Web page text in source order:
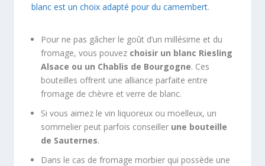
blanc est un choix adapté pour du camembert.
Pour ne pas gâcher le goût d’un millésime et du
fromage, vous pouvez choisir un blanc Riesling
Alsace ou un Chablis de Bourgogne. Ces
bouteilles offrent une alliance parfaite entre
fromage de chèvre et verre de blanc.
Si vous aimez le vin liquoreux ou moelleux, un
sommelier peut parfois conseiller une bouteille
de Sauternes.
Dans le cas de fromage morbier qui possède une